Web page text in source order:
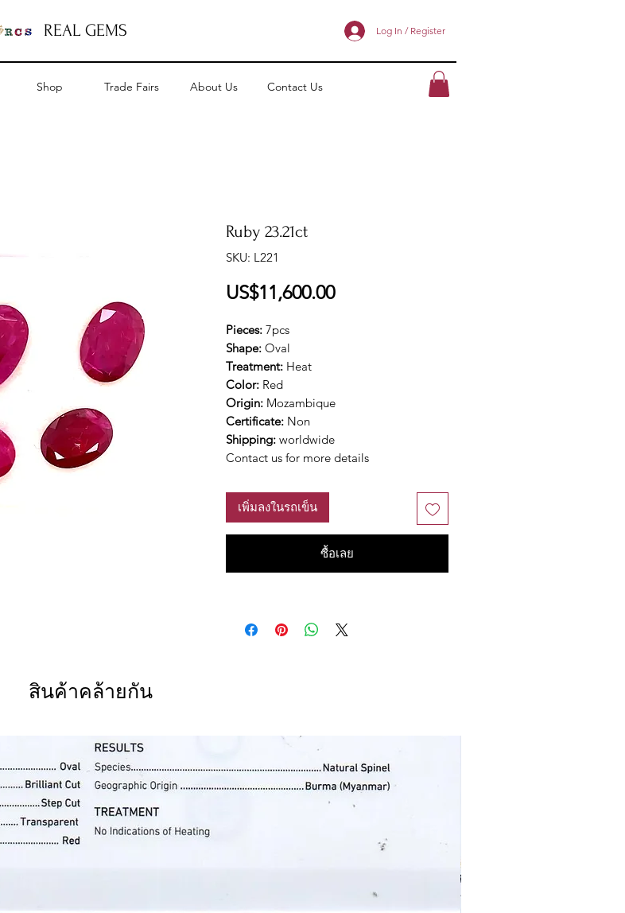
REAL GEMS Log In / Register
Shop Trade Fairs About Us Contact Us
สินค้าคล้ายกัน
Ruby 23.21ct
SKU: L221
US$11,600.00ราคา
Pieces: 7pcs
Shape: Oval
Treatment: Heat
Color: Red
Origin: Mozambique
Certificate: Non
Shipping: worldwide
Contact us for more details
เพิ่มลงในรถเข็น
ซื้อเลย